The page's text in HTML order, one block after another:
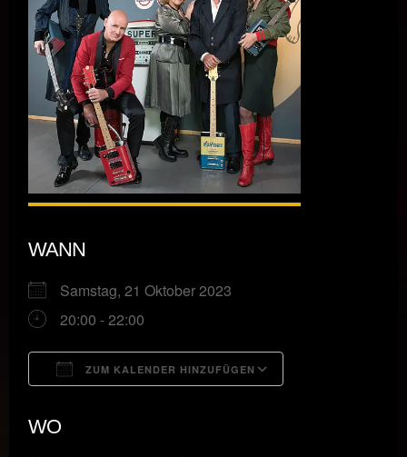
WANN
Samstag, 21 Oktober 2023
20:00 - 22:00
ZUM KALENDER HINZUFÜGEN
WO